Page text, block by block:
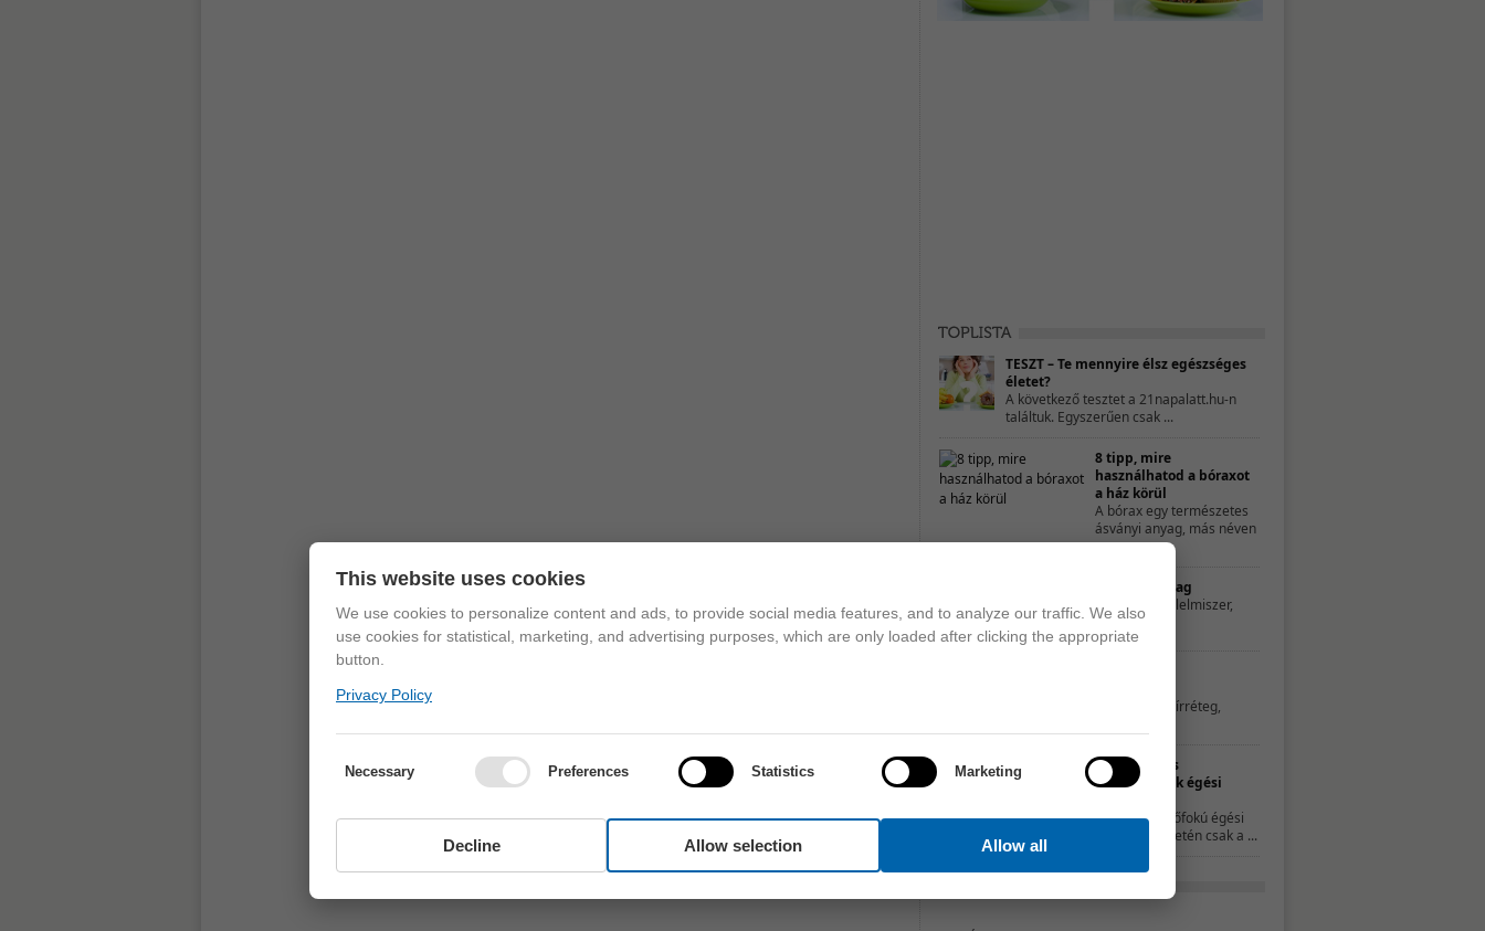
TESZT – Te mennyire élsz egészséges
életet?
A következő tesztet a 21napalatt.hu-n
találtuk. Egyszerűen csak ...
8 tipp, mire
használhatod a bóraxot
a ház körül
A bórax egy természetes
ásványi anyag, más néven
...
Egészséges majonéz házilag
A majonéz nagyon „sunyi” élelmiszer,
hiszen nem feltétlenül ...
Az edények aljára ragadt zsírréteg,
Természetes
gyógymódok égési
A kisebb, elsőfokú égési
sérülések esetén csak a ...
This website uses cookies
We use cookies to personalize content and ads, to provide social media features, and to analyze our traffic. We also
use cookies for statistical, marketing, and advertising purposes, which are only loaded after clicking the appropriate
button.
Privacy Policy
Necessary Preferences Statistics Marketing
Decline Allow selection Allow all